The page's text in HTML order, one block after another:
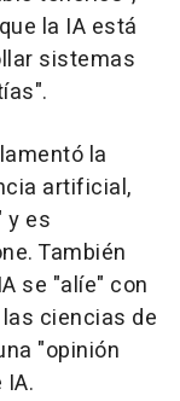
la IA está
sistemas
la
artificial,
y es
También
se "alíe" con
ciencias de
"opinión